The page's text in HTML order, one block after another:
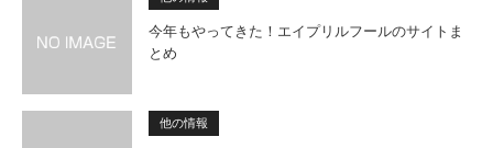
今年もやってきた！エイプリルフールのサイトま
とめ
他の情報